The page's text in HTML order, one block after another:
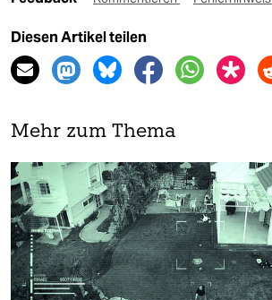
Diesen Artikel teilen
Mehr zum Thema